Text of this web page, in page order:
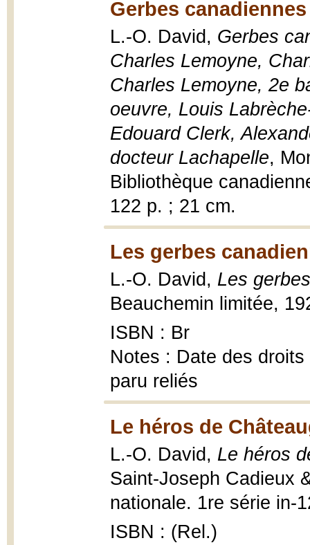
Gerbes canadiennes
L.-O. David, Gerbes
Charles Lemoyne,
Charles Lemoyne, 2e
oeuvre, Louis
Edouard Clerk,
docteur Lachapelle,
Bibliothèque
122 p. ; 21 cm.
Les gerbes
L.-O. David, Les
Beauchemin limitée,
ISBN : Br
Notes : Date des
paru reliés
Le héros de
L.-O. David, Le héros
Saint-Joseph Cadieux
nationale. 1re série in-
ISBN : (Rel.)